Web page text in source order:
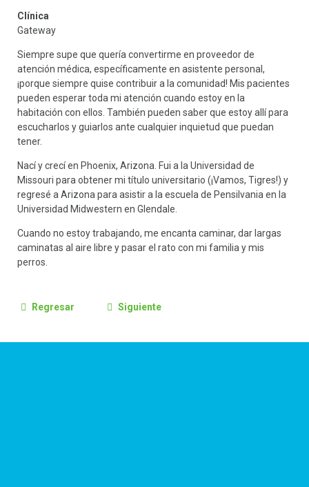
Clínica
Gateway
Siempre supe que quería convertirme en proveedor de
atención médica, específicamente en asistente personal,
¡porque siempre quise contribuir a la comunidad! Mis pacientes
pueden esperar toda mi atención cuando estoy en la
habitación con ellos. También pueden saber que estoy allí para
escucharlos y guiarlos ante cualquier inquietud que puedan
tener.
Nací y crecí en Phoenix, Arizona. Fui a la Universidad de
Missouri para obtener mi título universitario (¡Vamos, Tigres!) y
regresé a Arizona para asistir a la escuela de Pensilvania en la
Universidad Midwestern en Glendale.
Cuando no estoy trabajando, me encanta caminar, dar largas
caminatas al aire libre y pasar el rato con mi familia y mis
perros.
Regresar Siguiente